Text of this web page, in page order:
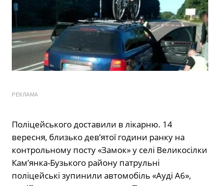
РЕКЛАМА
Поліцейського доставили в лікарню. 14
вересня, близько дев’ятої години ранку на
контрольному посту «Замок» у селі Великосілки
Кам’янка-Бузького району патрульні
поліцейські зупинили автомобіль «Ауді А6»,